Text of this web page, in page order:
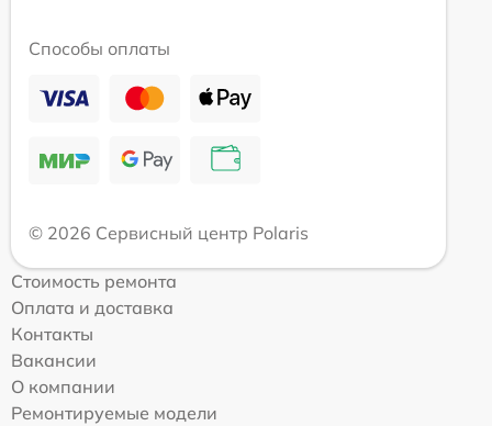
Способы оплаты
© 2026 Сервисный центр Polaris
Стоимость ремонта
Оплата и доставка
Контакты
Вакансии
О компании
Ремонтируемые модели